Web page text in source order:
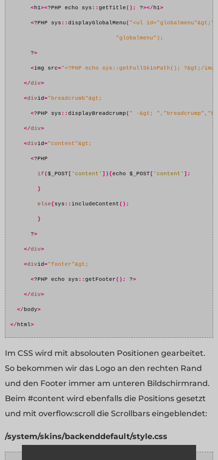
< h1><?PHP echo sys :: getTitle(); ?></ h1>
<?PHP sys :: displayGlobalMenu( "<ul
"globalmenu");
      ?
>
<img src="<?PHP echo sys::getFullSkinPath(); ?&gt;/
</div>
<divid="breadcrumb"&gt;
<?PHP sys :: displayBreadcrump( " -&gt;
</div>
<divid="content"&gt;
<?PHP
if($_POST [ 'content' ]){echo $_POST [ 'content' ];
}
else{sys :: includeContent();
}
      ?
>
</div>
<divid="footer"&gt;
<?PHP echo sys :: getFooter(); ?>
</div>
</ body>
</ html>
Im CSS wird mit absolouten Positionen gearbeitet.
So bekommen wir das Logo an den rechten Rand
und den Footer immer am unteren Bildschirmrand.
Beim #content wird ebenfalls die Positions gesetzt
und mit overflow:scroll die Scrollbars eingeblendet:
/system/skins/backenddefault/style.css